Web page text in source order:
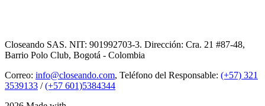
Closeando SAS. NIT: 901992703-3. Dirección: Cra. 21 #87-48,
Barrio Polo Club, Bogotá - Colombia
Correo: info@closeando.com, Teléfono del Responsable: (+57) 321
3539133 /(+57 601)5384344